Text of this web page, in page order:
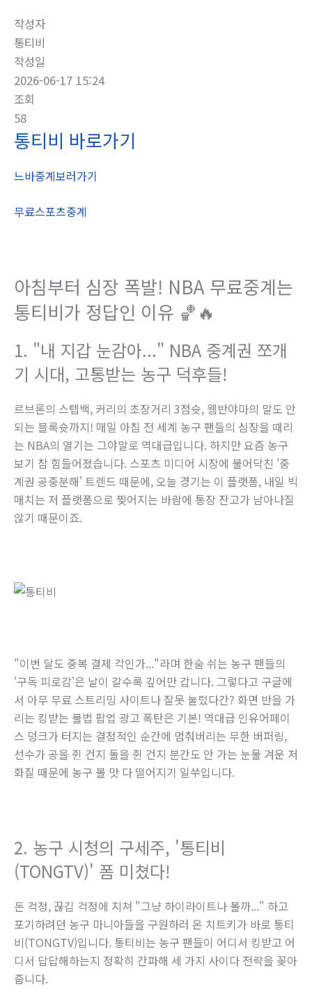
작성자
통티비
작성일
2026-06-17 15:24
조회
58
통티비 바로가기
느바중계보러가기
무료스포츠중계
아침부터 심장 폭발! NBA 무료중계는
통티비가 정답인 이유 🏀🔥
1. "내 지갑 눈감아..." NBA 중계권 쪼개
기 시대, 고통받는 농구 덕후들!
르브론의 스텝백, 커리의 초장거리 3점슛, 웸반야마의 말도 안
되는 블록슛까지! 매일 아침 전 세계 농구 팬들의 심장을 때리
는 NBA의 열기는 그야말로 역대급입니다. 하지만 요즘 농구
보기 참 힘들어졌습니다. 스포츠 미디어 시장에 불어닥친 '중
계권 공중분해' 트렌드 때문에, 오늘 경기는 이 플랫폼, 내일 빅
매치는 저 플랫폼으로 찢어지는 바람에 통장 잔고가 남아나질
않기 때문이죠.
"이번 달도 중복 결제 각인가..."라며 한숨 쉬는 농구 팬들의
'구독 피로감'은 날이 갈수록 깊어만 갑니다. 그렇다고 구글에
서 아무 무료 스트리밍 사이트나 잘못 눌렀다간? 화면 반을 가
리는 킹받는 불법 팝업 광고 폭탄은 기본! 역대급 인유어페이
스 덩크가 터지는 결정적인 순간에 멈춰버리는 무한 버퍼링,
선수가 공을 쥔 건지 돌을 쥔 건지 분간도 안 가는 눈물 겨운 저
화질 때문에 농구 볼 맛 다 떨어지기 일쑤입니다.
2. 농구 시청의 구세주, '통티비
(TONGTV)' 폼 미쳤다!
돈 걱정, 끊김 걱정에 지쳐 "그냥 하이라이트나 볼까..." 하고
포기하려던 농구 마니아들을 구원하러 온 치트키가 바로 통티
비(TONGTV)입니다. 통티비는 농구 팬들이 어디서 킹받고 어
디서 답답해하는지 정확히 간파해 세 가지 사이다 전략을 꽂아
줍니다.